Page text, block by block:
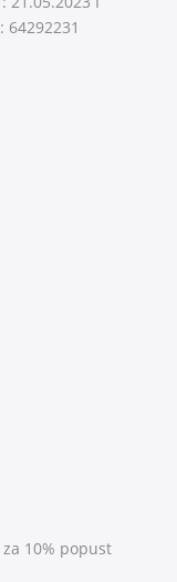
64292231
10% popust